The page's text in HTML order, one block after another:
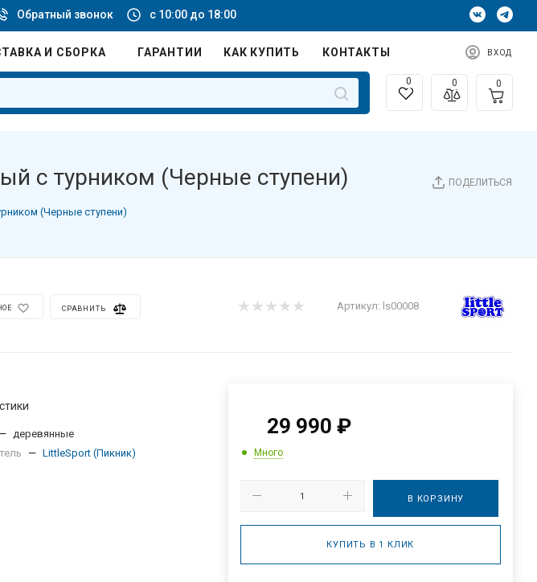
Обратный звонок с 10:00 до 18:00
И СБОРКА ГАРАНТИИ КАК КУПИТЬ КОНТАКТЫ ВХОД
0 0 0
ПОДЕЛИТЬСЯ
с турником (Черные ступени)
(Черные ступени)
СРАВНИТЬ Артикул: ls00008
— деревянные
— LittleSport (Пикник)
29 990 ₽
Много
В КОРЗИНУ
КУПИТЬ В 1 КЛИК